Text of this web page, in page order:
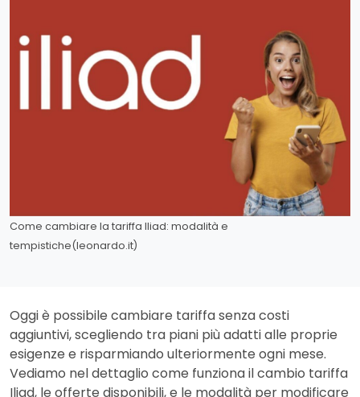
Come cambiare la tariffa Iliad: modalità e
tempistiche(leonardo.it)
Oggi è possibile cambiare tariffa senza costi
aggiuntivi, scegliendo tra piani più adatti alle proprie
esigenze e risparmiando ulteriormente ogni mese.
Vediamo nel dettaglio come funziona il cambio tariffa
Iliad, le offerte disponibili, e le modalità per modificare